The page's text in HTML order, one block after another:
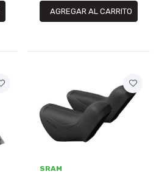
AGREGAR AL CARRITO
SRAM